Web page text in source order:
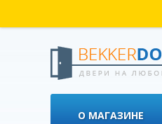
О МАГАЗИНЕ